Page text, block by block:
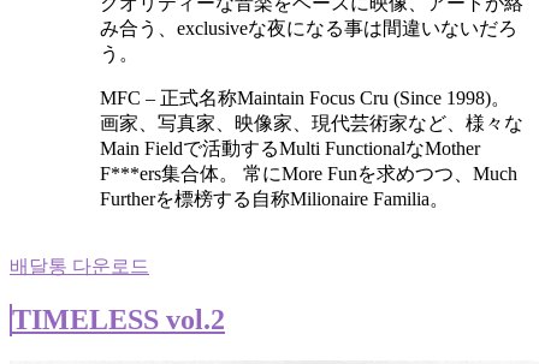
み合う、exclusiveな夜になる事は間違いないだろ
う。
MFC – 正式名称Maintain Focus Cru (Since 1998)。
画家、写真家、映像家、現代芸術家など、様々な
Main Fieldで活動するMulti FunctionalなMother
F***ers集合体。 常にMore Funを求めつつ、Much
Furtherを標榜する自称Milionaire Familia。
배달통 다운로드
TIMELESS vol.2